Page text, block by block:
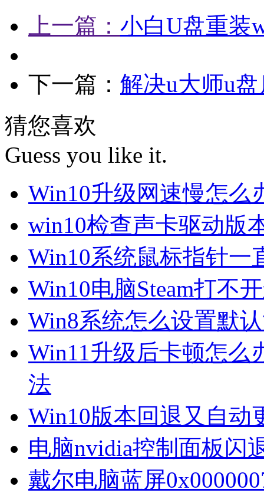
上一篇： 小白U盘重装
下一篇： 解决u大师u
猜您喜欢
Guess you like it.
Win10升级网速慢怎么
win10检查声卡驱动版
Win10系统鼠标指针一
Win10电脑Steam打不
Win8系统怎么设置默
Win11升级后卡顿怎么
法
Win10版本回退又自动
电脑nvidia控制面板闪
戴尔电脑蓝屏